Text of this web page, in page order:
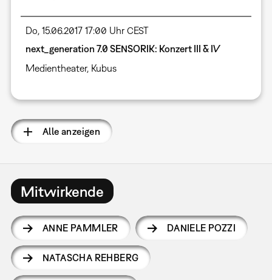
Do, 15.06.2017 17:00 Uhr CEST
next_generation 7.0 SENSORIK: Konzert III & IV
Medientheater, Kubus
Alle anzeigen
Mitwirkende
ANNE PAMMLER DANIELE POZZI
NATASCHA REHBERG